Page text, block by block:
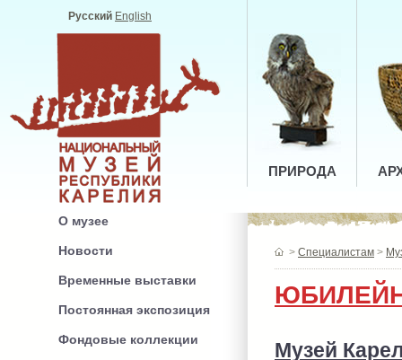
Русский English
ПРИРОДА
О музее
Новости
Временные выставки
Постоянная экспозиция
Фондовые коллекции
> Специалистам >
Музей